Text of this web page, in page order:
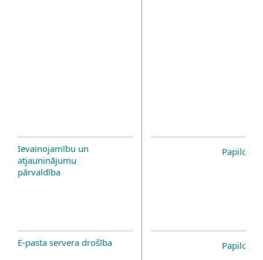
Ievainojamību un
atjauninājumu
pārvaldība
E-pasta servera drošība